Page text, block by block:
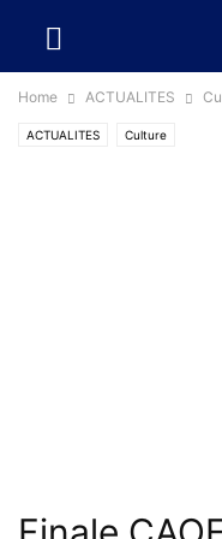
Home ACTUALITES
ACTUALITES Culture